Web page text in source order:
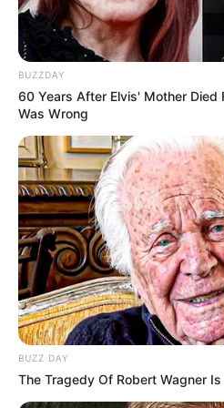
BUZZDAY
60 Years After Elvis' Mother Died
Was Wrong
BUZZ DAY
The Tragedy Of Robert Wagner